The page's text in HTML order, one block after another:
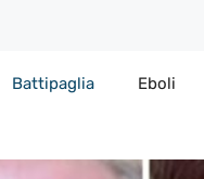
Battipaglia Eboli